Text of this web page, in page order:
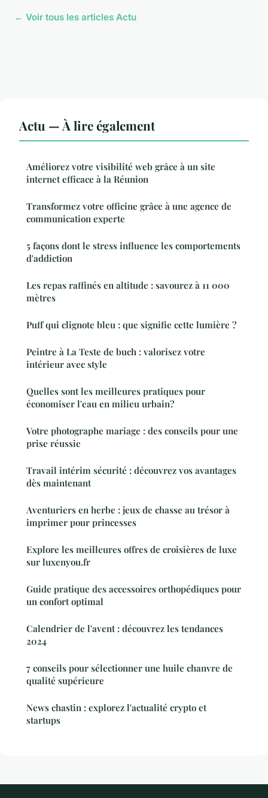
← Voir tous les articles Actu
Actu — À lire également
Améliorez votre visibilité web grâce à un site
internet efficace à la Réunion
Transformez votre officine grâce à une agence de
communication experte
5 façons dont le stress influence les comportements
d'addiction
Les repas raffinés en altitude : savourez à 11 000
mètres
Puff qui clignote bleu : que signifie cette lumière ?
Peintre à La Teste de buch : valorisez votre
intérieur avec style
Quelles sont les meilleures pratiques pour
économiser l'eau en milieu urbain?
Votre photographe mariage : des conseils pour une
prise réussie
Travail intérim sécurité : découvrez vos avantages
dès maintenant
Aventuriers en herbe : jeux de chasse au trésor à
imprimer pour princesses
Explore les meilleures offres de croisières de luxe
sur luxenyou.fr
Guide pratique des accessoires orthopédiques pour
un confort optimal
Calendrier de l'avent : découvrez les tendances
2024
7 conseils pour sélectionner une huile chanvre de
qualité supérieure
News chastin : explorez l'actualité crypto et
startups